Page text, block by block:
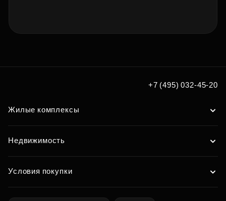
+7 (495) 032-45-20
Жилые комплексы
Недвижимость
Условия покупки